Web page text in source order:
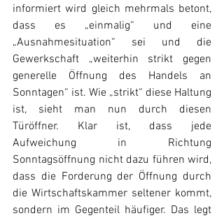
informiert wird gleich mehrmals betont,
dass es „einmalig“ und eine
„Ausnahmesituation“ sei und die
Gewerkschaft „weiterhin strikt gegen
generelle Öffnung des Handels an
Sonntagen“ ist. Wie „strikt“ diese Haltung
ist, sieht man nun durch diesen
Türöffner. Klar ist, dass jede
Aufweichung in Richtung
Sonntagsöffnung nicht dazu führen wird,
dass die Forderung der Öffnung durch
die Wirtschaftskammer seltener kommt,
sondern im Gegenteil häufiger. Das legt